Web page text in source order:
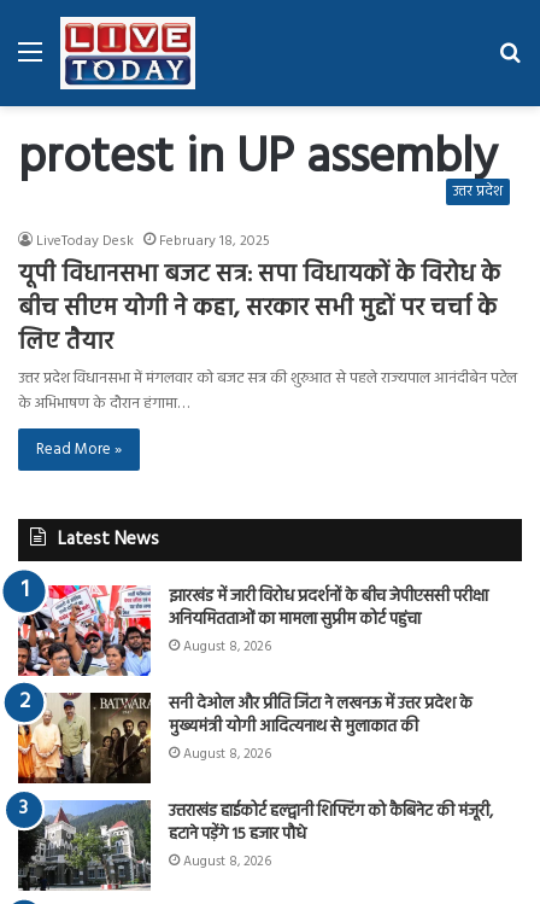
Menu
protest in UP assembly
उत्तर प्रदेश
LiveToday Desk February 18, 2025
यूपी विधानसभा बजट सत्र: सपा विधायकों के विरोध के
बीच सीएम योगी ने कहा, सरकार सभी मुद्दों पर चर्चा के
लिए तैयार
उत्तर प्रदेश विधानसभा में मंगलवार को बजट सत्र की शुरुआत से पहले राज्यपाल आनंदीबेन पटेल
के अभिभाषण के दौरान हंगामा…
Read More »
Latest News
झारखंड में जारी विरोध प्रदर्शनों के बीच जेपीएससी परीक्षा
अनियमितताओं का मामला सुप्रीम कोर्ट पहुंचा
August 8, 2026
सनी देओल और प्रीति जिंटा ने लखनऊ में उत्तर प्रदेश के
मुख्यमंत्री योगी आदित्यनाथ से मुलाकात की
August 8, 2026
उत्तराखंड हाईकोर्ट हल्द्वानी शिफ्टिंग को कैबिनेट की मंजूरी,
हटाने पड़ेंगे 15 हजार पौधे
August 8, 2026